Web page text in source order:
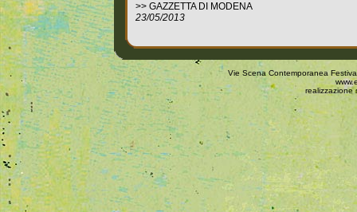
>> GAZZETTA DI MODENA
23/05/2013
Vie Scena Contemporanea
realizzazione